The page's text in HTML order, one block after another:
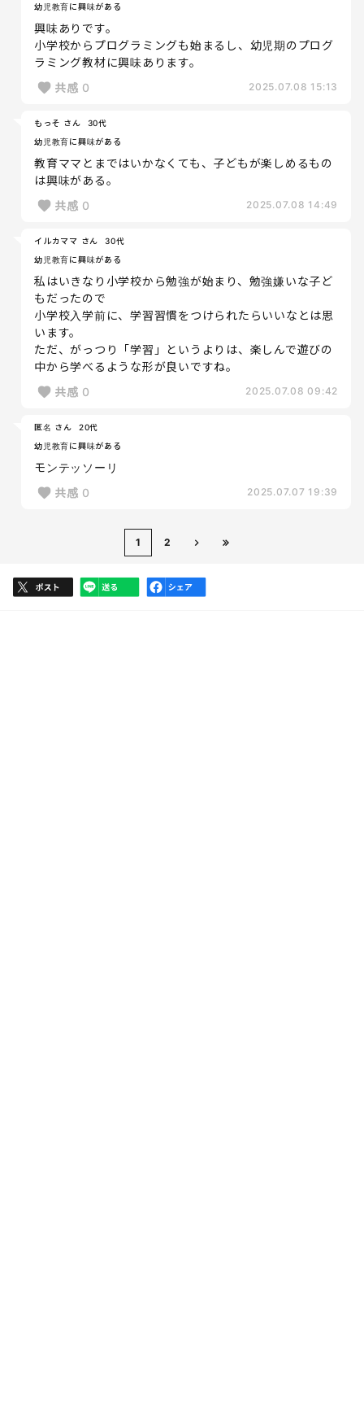
幼児教育に興味がある
興味ありです。
小学校からプログラミングも始まるし、幼児期のプログ
ラミング教材に興味あります。
共感 0 2025.07.08 15:13
もっそ さん
30代
幼児教育に興味がある
教育ママとまではいかなくても、子どもが楽しめるもの
は興味がある。
共感 0 2025.07.08 14:49
イルカママ さん
30代
幼児教育に興味がある
私はいきなり小学校から勉強が始まり、勉強嫌いな子ど
もだったので
小学校入学前に、学習習慣をつけられたらいいなとは思
います。
ただ、がっつり「学習」というよりは、楽しんで遊びの
中から学べるような形が良いですね。
共感 0 2025.07.08 09:42
匿名 さん
20代
幼児教育に興味がある
モンテッソーリ
共感 0 2025.07.07 19:39
1 2